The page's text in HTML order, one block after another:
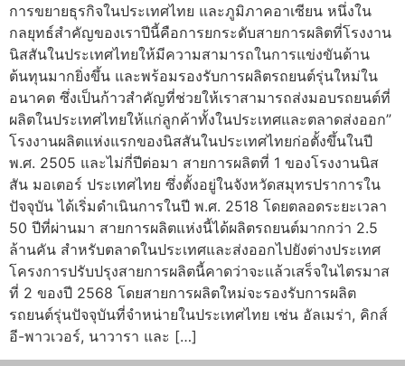
การขยายธุรกิจในประเทศไทย และภูมิภาคอาเซียน หนึ่งใน
กลยุทธ์สำคัญของเราปีนี้คือการยกระดับสายการผลิตที่โรงงาน
นิสสันในประเทศไทยให้มีความสามารถในการแข่งขันด้าน
ต้นทุนมากยิ่งขึ้น และพร้อมรองรับการผลิตรถยนต์รุ่นใหม่ใน
อนาคต ซึ่งเป็นก้าวสำคัญที่ช่วยให้เราสามารถส่งมอบรถยนต์ที่
ผลิตในประเทศไทยให้แก่ลูกค้าทั้งในประเทศและตลาดส่งออก”
โรงงานผลิตแห่งแรกของนิสสันในประเทศไทยก่อตั้งขึ้นในปี
พ.ศ. 2505 และไม่กี่ปีต่อมา สายการผลิตที่ 1 ของโรงงานนิส
สัน มอเตอร์ ประเทศไทย ซึ่งตั้งอยู่ในจังหวัดสมุทรปราการใน
ปัจจุบัน ได้เริ่มดำเนินการในปี พ.ศ. 2518 โดยตลอดระยะเวลา
50 ปีที่ผ่านมา สายการผลิตแห่งนี้ได้ผลิตรถยนต์มากกว่า 2.5
ล้านคัน สำหรับตลาดในประเทศและส่งออกไปยังต่างประเทศ
โครงการปรับปรุงสายการผลิตนี้คาดว่าจะแล้วเสร็จในไตรมาส
ที่ 2 ของปี 2568 โดยสายการผลิตใหม่จะรองรับการผลิต
รถยนต์รุ่นปัจจุบันที่จำหน่ายในประเทศไทย เช่น อัลเมร่า, คิกส์
อี-พาวเวอร์, นาวารา และ […]